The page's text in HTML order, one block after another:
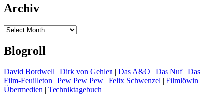
Archiv
Archiv
Blogroll
David Bordwell | Dirk von Gehlen | Das A&O | Das Nuf| Das
Film-Feuilleton | Pew Pew Pew | Felix Schwenzel | Filmlöwin |
Übermedien | Techniktagebuch